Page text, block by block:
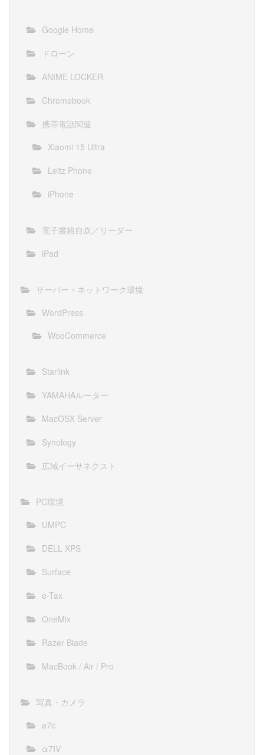
Google Home
ドローン
ANIME LOCKER
Chromebook
携帯電話関連
Xiaomi 15 Ultra
Leitz Phone
iPhone
電子書籍自炊／リーダー
iPad
サーバー・ネットワーク環境
WordPress
WooCommerce
Starlink
YAMAHAルーター
MacOSX Server
Synology
広域イーサネクスト
PC環境
UMPC
DELL XPS
Surface
e-Tax
OneMix
Razer Blade
MacBook / Air / Pro
写真・カメラ
a7c
α7IV